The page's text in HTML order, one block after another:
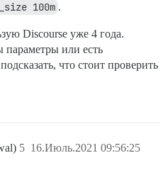
100m .
Discourse уже 4 года.
параметры или есть
что стоит проверить
16.Июль.2021 09:56:25
5